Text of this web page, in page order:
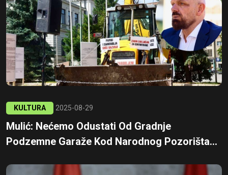
KULTURA 2025-08-29
Mulić: Nećemo Odustati Od Gradnje
Podzemne Garaže Kod Narodnog Pozorišta...